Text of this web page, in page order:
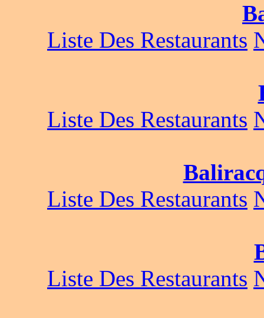
Liste Des Restaurants
Liste Des Restaurants
Liste Des Restaurants
Liste Des Restaurants